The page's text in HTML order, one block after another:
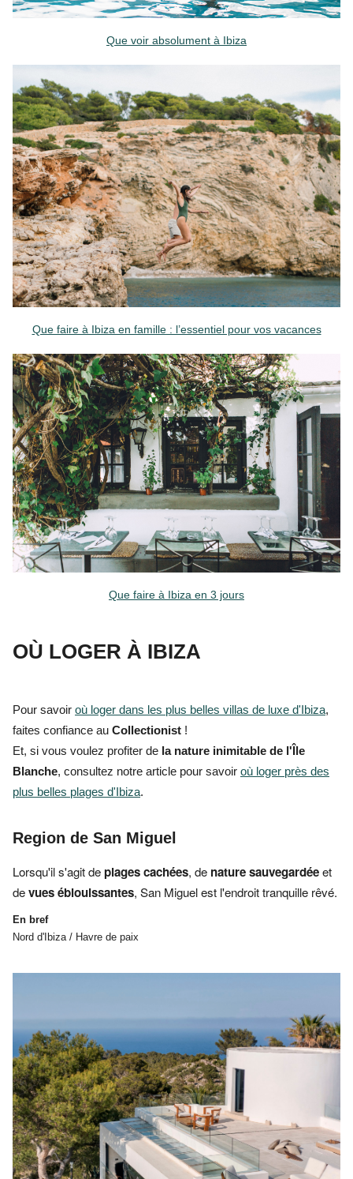
Que voir absolument à Ibiza
Que faire à Ibiza en famille : l’essentiel pour vos vacances
Que faire à Ibiza en 3 jours
OÙ LOGER À IBIZA
Pour savoir où loger dans les plus belles villas de luxe d'Ibiza,
faites confiance au Collectionist !
Et, si vous voulez profiter de la nature inimitable de l'Île
Blanche, consultez notre article pour savoir où loger près des
plus belles plages d'Ibiza.
Region de San Miguel
Lorsqu'il s'agit deplages cachées, de nature sauvegardéeet
devues éblouissantes, San Miguel est l'endroit tranquille rêvé.
En bref
Nord d'Ibiza / Havre de paix